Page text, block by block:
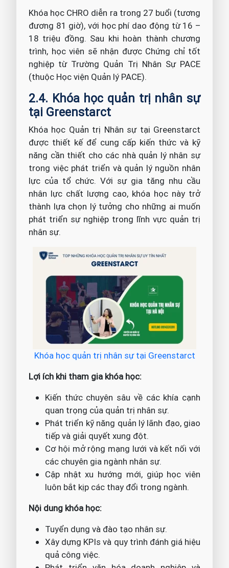
Khóa học CHRO diễn ra trong 27 buổi (tương
đương 81 giờ), với học phí dao động từ 16 –
18 triệu đồng. Sau khi hoàn thành chương
trình, học viên sẽ nhận được Chứng chỉ tốt
nghiệp từ Trường Quản Trị Nhân Sự PACE
(thuộc Học viện Quản lý PACE).
2.4. Khóa học quản trị nhân sự
tại Greenstarct
Khóa học Quản trị Nhân sự tại Greenstarct
được thiết kế để cung cấp kiến thức và kỹ
năng cần thiết cho các nhà quản lý nhân sự
trong việc phát triển và quản lý nguồn nhân
lực của tổ chức. Với sự gia tăng nhu cầu
nhân lực chất lượng cao, khóa học này trở
thành lựa chọn lý tưởng cho những ai muốn
phát triển sự nghiệp trong lĩnh vực quản trị
nhân sự.
Khóa học quản trị nhân sự tại Greenstarct
Lợi ích khi tham gia khóa học:
Kiến thức chuyên sâu về các khía cạnh
quan trọng của quản trị nhân sự.
Phát triển kỹ năng quản lý lãnh đạo, giao
tiếp và giải quyết xung đột.
Cơ hội mở rộng mạng lưới và kết nối với
các chuyên gia ngành nhân sự.
Cập nhật xu hướng mới, giúp học viên
luôn bắt kịp các thay đổi trong ngành.
Nội dung khóa học:
Tuyển dụng và đào tạo nhân sự.
Xây dựng KPIs và quy trình đánh giá hiệu
quả công việc.